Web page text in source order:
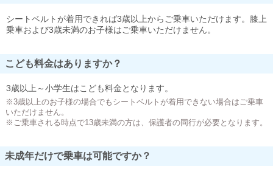
シートベルトが着用できれば3歳以上からご乗車いただけます。膝上
乗車および3歳未満のお子様はご乗車いただけません。
こども料金はありますか？
3歳以上～小学生はこども料金となります。
※3歳以上のお子様の場合でもシートベルトが着用できない場合はご乗車
いただけません。
※ご乗車される時点で13歳未満の方は、保護者の同行が必要となります。
未成年だけで乗車は可能ですか？